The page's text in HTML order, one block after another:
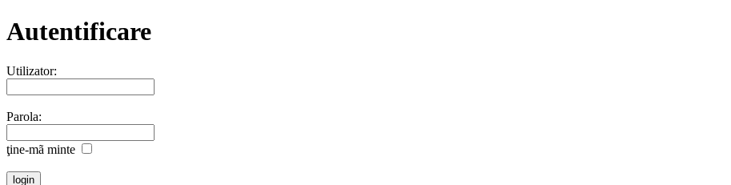
Autentificare
Utilizator:
Parola:
ţine-mã minte